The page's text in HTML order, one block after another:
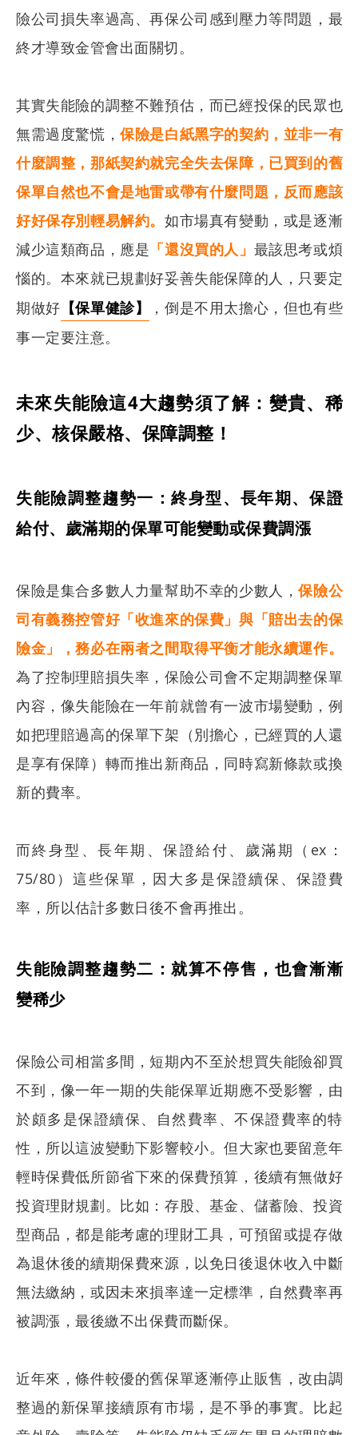
搜尋
險公司損失率過高、再保公司感到壓力等問題，最
終才導致金管會出面關切。
其實失能險的調整不難預估，而已經投保的民眾也
無需過度驚慌，保險是白紙黑字的契約，並非一有
什麼調整，那紙契約就完全失去保障，已買到的舊
保單自然也不會是地雷或帶有什麼問題，反而應該
好好保存別輕易解約。 如市場真有變動，或是逐漸
減少這類商品，應是 「還沒買的人」 最該思考或煩
惱的。本來就已規劃好妥善失能保障的人，只要定
期做好 【保單健診】
，倒是不用太擔心，但也有些
事一定要注意。
未來失能險這4大趨勢須了解：變貴、稀
少、核保嚴格、保障調整！
失能險調整趨勢一：終身型、長年期、保證
給付、歲滿期的保單可能變動或保費調漲
保險是集合多數人力量幫助不幸的少數人，保險公
司有義務控管好「收進來的保費」與「賠出去的保
險金」，務必在兩者之間取得平衡才能永續運作。
為了控制理賠損失率，保險公司會不定期調整保單
內容，像失能險在一年前就曾有一波市場變動，例
如把理賠過高的保單下架（別擔心，已經買的人還
是享有保障）轉而推出新商品，同時寫新條款或換
新的費率。
而終身型、長年期、保證給付、歲滿期（ex：
75/80）這些保單，因大多是保證續保、保證費
率，所以估計多數日後不會再推出。
失能險調整趨勢二：就算不停售，也會漸漸
變稀少
保險公司相當多間，短期內不至於想買失能險卻買
不到，像一年一期的失能保單近期應不受影響，由
於頗多是保證續保、自然費率、不保證費率的特
性，所以這波變動下影響較小。但大家也要留意年
輕時保費低所節省下來的保費預算，後續有無做好
投資理財規劃。比如：存股、基金、儲蓄險、投資
型商品，都是能考慮的理財工具，可預留或提存做
為退休後的續期保費來源，以免日後退休收入中斷
無法繳納，或因未來損率達一定標準，自然費率再
被調漲，最後繳不出保費而斷保。
近年來，條件較優的舊保單逐漸停止販售，改由調
整過的新保單接續原有市場，是不爭的事實。比起